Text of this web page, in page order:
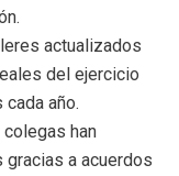
actualizados
del ejercicio
año.
han
a acuerdos